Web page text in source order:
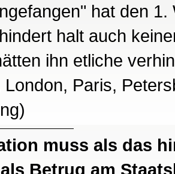
hat den
halt auch
ihn etliche
London, Paris,
muss als das
Betrug am